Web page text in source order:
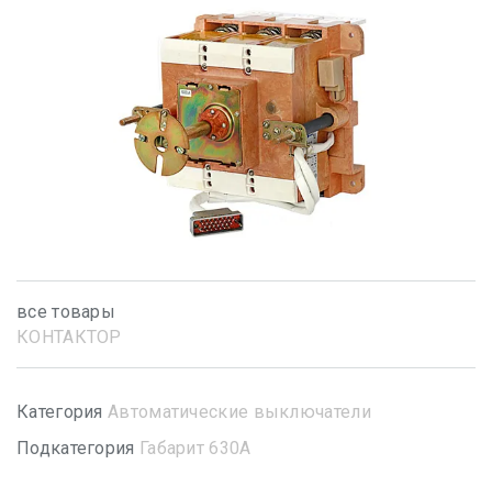
все товары
КОНТАКТОР
Категория Автоматические выключатели
Подкатегория Габарит 630А